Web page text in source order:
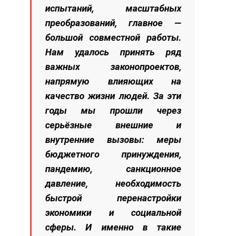
испытаний, масштабных
преобразований, главное —
большой совместной работы.
Нам удалось принять ряд
важных законопроектов,
напрямую влияющих на
качество жизни людей. За эти
годы мы прошли через
серьёзные внешние и
внутренние вызовы: меры
бюджетного принуждения,
пандемию, санкционное
давление, необходимость
быстрой перенастройки
экономики и социальной
сферы. И именно в такие